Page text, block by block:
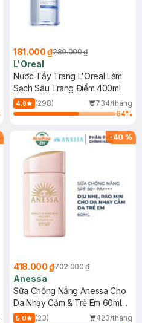
181.000 ₫289.000 ₫
L'Oreal
Nước Tẩy Trang L'Oreal Làm
Sạch Sâu Trang Điểm 400ml
4.8 (298)
734/tháng
64%
-40 %
418.000 ₫702.000 ₫
Anessa
Sữa Chống Nắng Anessa Cho
Da Nhạy Cảm & Trẻ Em 60ml
(Mới)
5.0 (23)
423/tháng